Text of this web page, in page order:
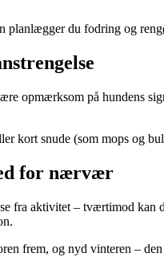
planlægger du fodring og
opmærksom på hundens
kort snude (som mops og
for nærvær
fra aktivitet – tværtimod kan
frem, og nyd vinteren –